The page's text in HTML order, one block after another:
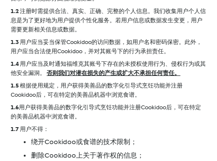
1.2注册时需提供合法、真实、正确、完整的个人信息。我们收集用户个人信
息是为了更好地为用户提供个性化服务。若用户信息或数据发生变更，用户
需要更新相关信息或数据。
1.3 用户应当妥当保管Cookidoo的访问数据，如用户名和密码保密。此外，
用户应当合法使用Cookidoo，并对其账号下的行为承担责任。
1.4 用户应当及时通知福维克其账号下存在的未授权使用行为、侵权行为或其
他安全漏洞。否则我们对潜在损失的产生或扩大不承担任何责任。
1.5根据使用规定，用户获得美善品的数字化引导式烹饪功能并注册
Cookidoo后，可在特定的美善品机器中浏览食谱。
1.6用户获得美善品的数字化引导式烹饪功能并注册Cookidoo后，可在特定
的美善品机器中浏览食谱。
1.7 用户不得：
绕开Cookidoo或食谱的技术限制；
删除Cookidoo上关于著作权的信息；